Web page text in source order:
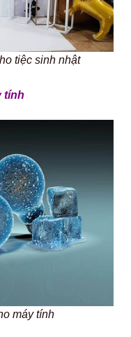
tiệc sinh nhật
tính
máy tính